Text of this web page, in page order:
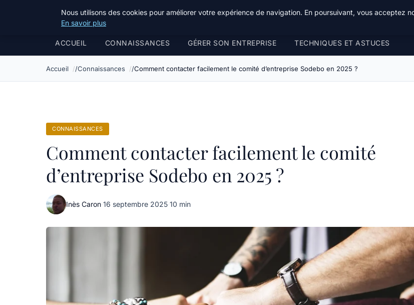
Bible Telemarketing
ACCUEIL CONNAISSANCES GÉRER SON ENTREPRISE TECHNIQUES ET ASTUCES
Accueil Connaissances Comment contacter facilement le comité d’entreprise Sodebo en 2025 ?
CONNAISSANCES
Comment contacter facilement le comité
d’entreprise Sodebo en 2025 ?
Inès Caron·16 septembre 2025·10 min
Nous utilisons des cookies pour améliorer votre expérience de navigation. En poursuivant, vous acceptez
En savoir plus